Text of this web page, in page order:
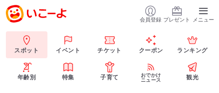
会員登録 プレゼント メニュー
スポット イベント チケット クーポン ランキング
年齢別 特集 子育て
おでかけ
ニュース
観光